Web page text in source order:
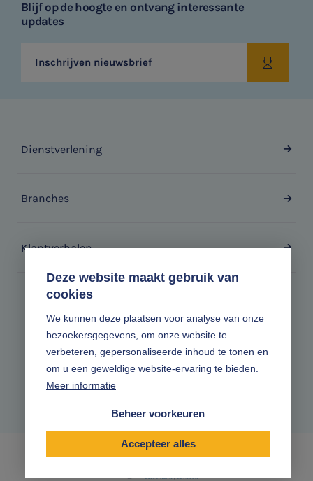
Deze website maakt gebruik van
cookies
We kunnen deze plaatsen voor analyse van onze
bezoekersgegevens, om onze website te
verbeteren, gepersonaliseerde inhoud te tonen en
om u een geweldige website-ervaring te bieden.
Meer informatie
Beheer voorkeuren
Accepteer alles
Blijf op de hoogte en ontvang interessante
updates
Inschrijven nieuwsbrief
Dienstverlening
Branches
Klantverhalen
Volg ons online